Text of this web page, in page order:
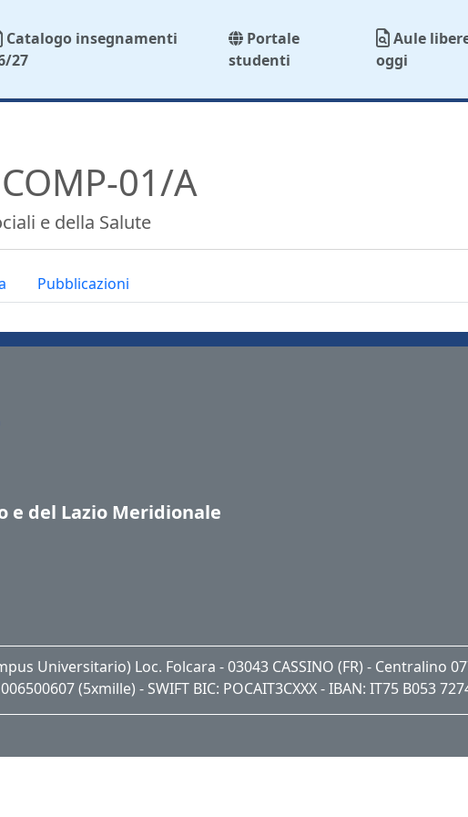
Catalogo insegnamenti
27
Portale
studenti
Aule
oggi
01/A
e della Salute
Pubblicazioni
e del Lazio Meridionale
Universitario) Loc. Folcara - 03043 CASSINO (FR) - Centralino
(5xmille) - SWIFT BIC: POCAIT3CXXX - IBAN: IT75 B053